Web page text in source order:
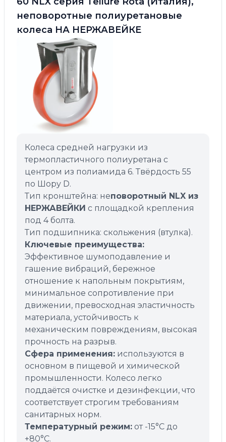
неповоротные полиуретановые
колеса НА НЕРЖАВЕЙКЕ
Колеса средней нагрузки из
термопластичного полиуретана с
центром из полиамида 6. Твёрдость 55
по Шору D.
Тип кронштейна: неповоротный NLX из
НЕРЖАВЕЙКИ с площадкой крепления
под 4 болта.
Тип подшипника: скольжения (втулка).
Ключевые преимущества:
Эффективное шумоподавление и
гашение вибраций, бережное
отношение к напольным покрытиям,
минимальное сопротивление при
движении, превосходная эластичность
материала, устойчивость к
механическим повреждениям, высокая
прочность на разрыв.
Сфера применения: используются в
основном в пищевой и химической
промышленности. Колесо легко
поддаётся очистке и дезинфекции, что
соответствует строгим требованиям
санитарных норм.
Температурный режим: от -15°C до
+80°C.